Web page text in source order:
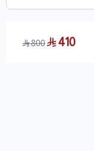
410
800